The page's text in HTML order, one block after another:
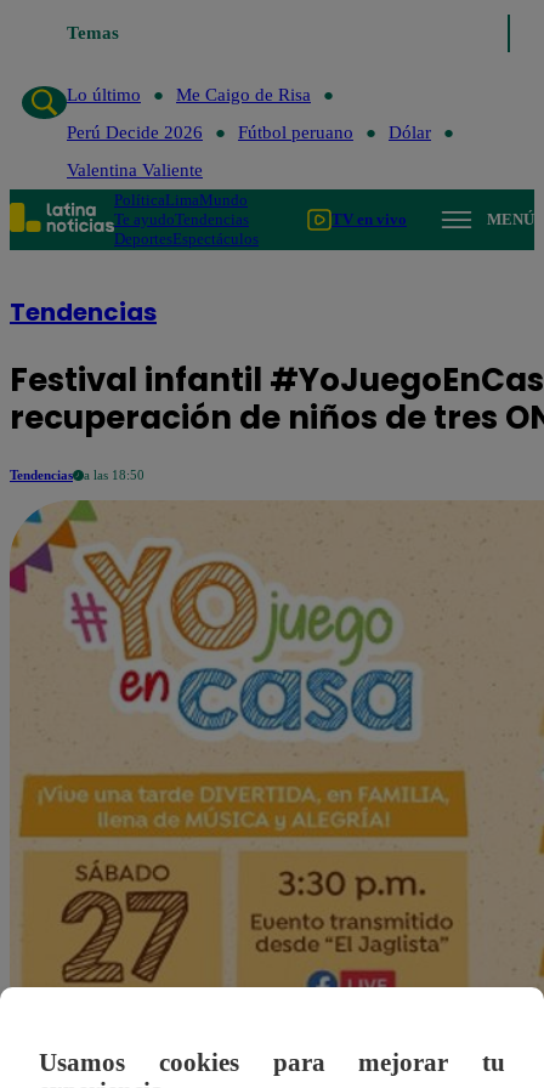
Temas
Lo último
Me Caigo de Risa
Perú Decide 2026
Fútbol peruano
Dólar
Valentina Valiente
PolíticaLimaMundo
Te ayudoTendencias
DeportesEspectáculos
TV en vivo MENÚ
Tendencias
Festival infantil
recuperación de niños de tres
Tendencias a las 18:50
Redacción Latina
Usamos cookies para mejorar tu